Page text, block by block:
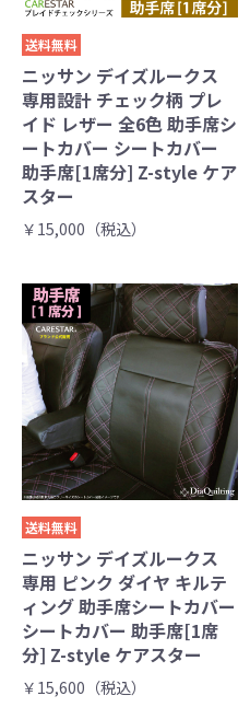
送料無料
ニッサン デイズルークス
専用設計 チェック柄 プレ
イド レザー 全6色 助手席シ
ートカバー シートカバー
助手席[1席分] Z-style ケア
スター
￥15,000（税込）
送料無料
ニッサン デイズルークス
専用 ピンク ダイヤ キルテ
ィング 助手席シートカバー
シートカバー 助手席[1席
分] Z-style ケアスター
￥15,600（税込）